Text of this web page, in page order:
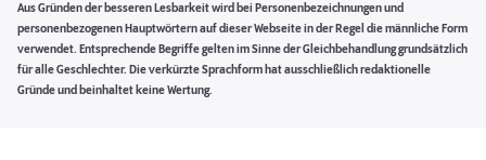
Aus Gründen der besseren Lesbarkeit wird bei Personenbezeichnungen und
personenbezogenen Hauptwörtern auf dieser Webseite in der Regel die männliche Form
verwendet. Entsprechende Begriffe gelten im Sinne der Gleichbehandlung grundsätzlich
für alle Geschlechter. Die verkürzte Sprachform hat ausschließlich redaktionelle
Gründe und beinhaltet keine Wertung.